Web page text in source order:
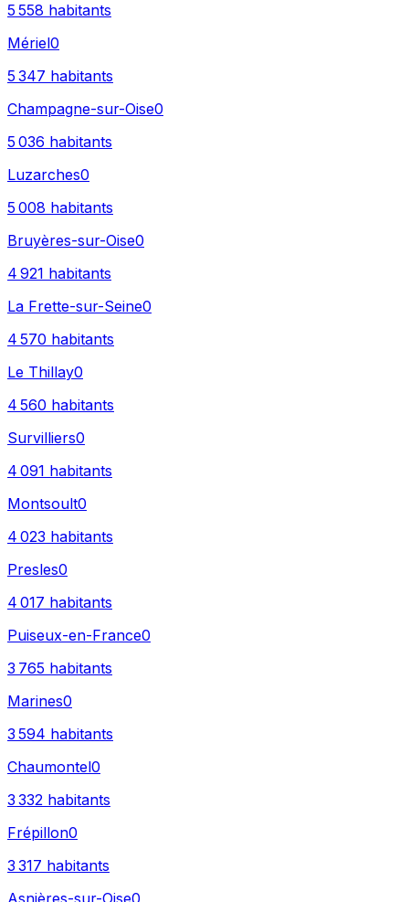
5 558 habitants
Mériel0
5 347 habitants
Champagne-sur-Oise0
5 036 habitants
Luzarches0
5 008 habitants
Bruyères-sur-Oise0
4 921 habitants
La Frette-sur-Seine0
4 570 habitants
Le Thillay0
4 560 habitants
Survilliers0
4 091 habitants
Montsoult0
4 023 habitants
Presles0
4 017 habitants
Puiseux-en-France0
3 765 habitants
Marines0
3 594 habitants
Chaumontel0
3 332 habitants
Frépillon0
3 317 habitants